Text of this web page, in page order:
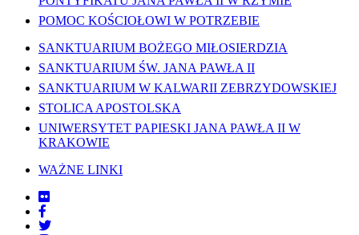
POMOC KOŚCIOŁOWI W POTRZEBIE
SANKTUARIUM BOŻEGO MIŁOSIERDZIA
SANKTUARIUM ŚW. JANA PAWŁA II
SANKTUARIUM W KALWARII ZEBRZYDOWSKIEJ
STOLICA APOSTOLSKA
UNIWERSYTET PAPIESKI JANA PAWŁA II W
KRAKOWIE
WAŻNE LINKI